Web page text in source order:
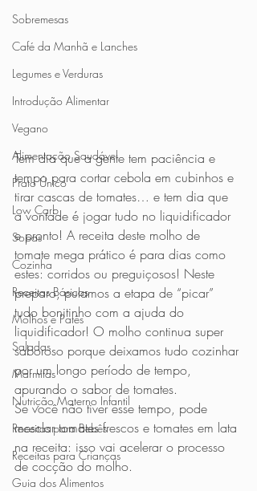
Sobremesas
Café da Manhã e Lanches
Legumes e Verduras
Introdução Alimentar
Vegano
Alimentação Saudável
Prato Único
Low Carb
Sopas
Cozinha
Receitas Básicas
Molhos e Patês
Saladas
Marmitas
Nutrição Materno Infantil
Receitas para Bebês
Receitas para Crianças
Guia dos Alimentos
Tem dia que a gente tem paciência e
tempo para cortar cebola em cubinhos e
tirar cascas de tomates… e tem dia que
a vontade é jogar tudo no liquidificador
e pronto! A receita deste molho de
tomate mega prático é para dias como
estes: corridos ou preguiçosos! Neste
preparo, pulamos a etapa de “picar”
tudo bonitinho com a ajuda do
liquidificador! O molho continua super
saboroso porque deixamos tudo cozinhar
por um longo período de tempo,
apurando o sabor de tomates.
Se você não tiver esse tempo, pode
mesclar tomates frescos e tomates em lata
na receita: isso vai acelerar o processo
de cocção do molho.